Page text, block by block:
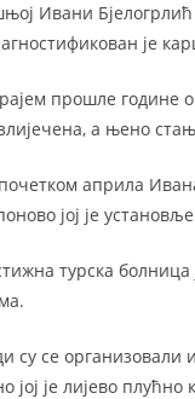
Ивани
је
прошле године
а њено
априла
јој је
турска
су се организовали
јој је лијево плућно